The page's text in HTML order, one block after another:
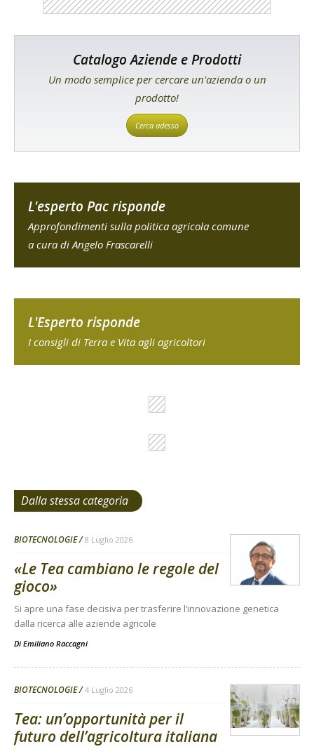
Catalogo Aziende e Prodotti
Un modo semplice per cercare un'azienda o un
prodotto!
Cerca adesso
L'esperto Pac risponde
Approfondimenti sulla politica agricola comune
a cura di Angelo Frascarelli
L'Esperto risponde
I consigli di Terra e Vita agli agricoltori
Dalla stessa categoria
BIOTECNOLOGIE 8 Luglio 2026
«Le Tea cambiano le regole del
gioco»
Si apre una fase decisiva per trasferire l’innovazione genetica
dalla ricerca alle aziende agricole
Di Emiliano Raccagni
BIOTECNOLOGIE 4 Luglio 2026
Tea: un’opportunità per il
futuro dell’agricoltura italiana